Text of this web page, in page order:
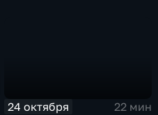
24 октября
22 мин